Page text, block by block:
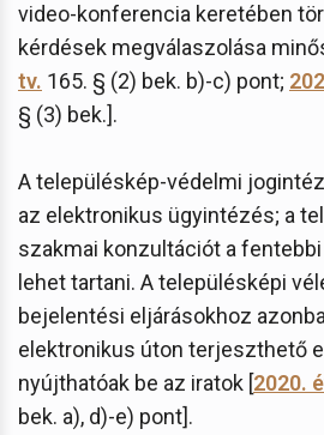
video-konferencia keretében
kérdések megválaszolása
tv. 165. § (2) bek. b)-c) pont;
§ (3) bek.].
A településkép-védelmi
az elektronikus ügyintézés; a
szakmai konzultációt a
lehet tartani. A településképi
bejelentési eljárásokhoz
elektronikus úton terjeszthető
nyújthatóak be az iratok [2020.
bek. a), d)-e) pont].